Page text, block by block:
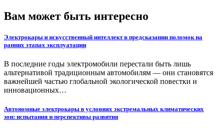
Вам может быть интересно
Электрокары и искусственный интеллект в предсказании поломок на
ранних этапах эксплуатации
В последние годы электромобили перестали быть лишь
альтернативой традиционным автомобилям — они становятся
важнейшей частью глобальной экологической повестки и
инновационных…
Автономные электрокары в условиях экстремальных климатических
зон: испытания и перспективы развития